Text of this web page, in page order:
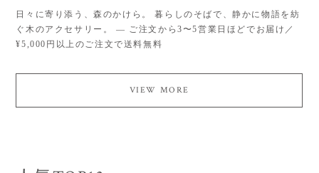
日々に寄り添う、森のかけら。 暮らしのそばで、静かに物語を紡
ぐ木のアクセサリー。 ― ご注文から3〜5営業日ほどでお届け／
¥5,000円以上のご注文で送料無料
VIEW MORE